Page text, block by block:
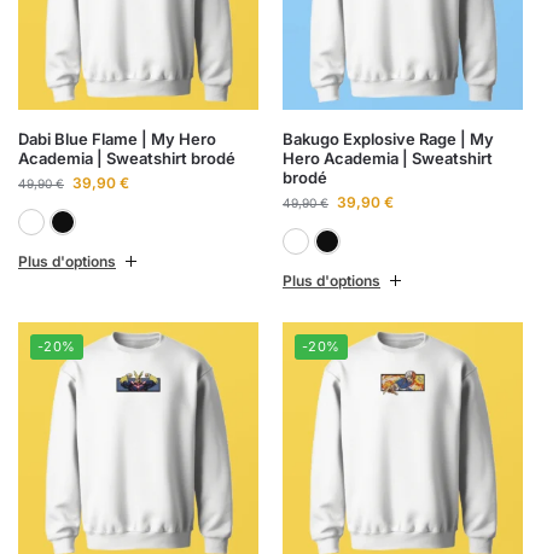
Dabi Blue Flame | My Hero
Academia | Sweatshirt brodé
49,90€ 39,90 €
Plus d'options
Bakugo Explosive Rage | My
Hero Academia | Sweatshirt
brodé
49,90€ 39,90 €
Plus d'options
-20% -20%